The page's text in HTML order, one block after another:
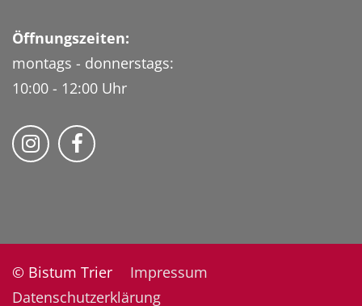
Öffnungszeiten:
montags - donnerstags:
10:00 - 12:00 Uhr
Folge uns auf Instragram
Fogle uns auf Facebook
© Bistum Trier
Impressum
Datenschutzerklärung